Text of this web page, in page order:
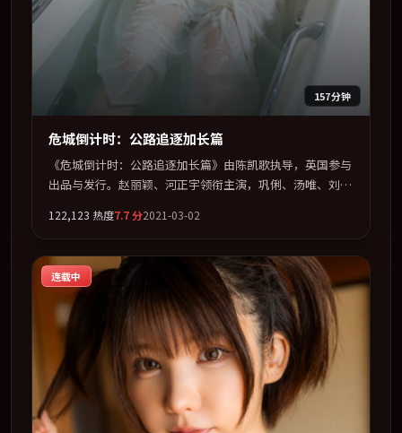
157分钟
危城倒计时：公路追逐加长篇
《危城倒计时：公路追逐加长篇》由陈凯歌执导，英国参与
出品与发行。赵丽颖、河正宇领衔主演，巩俐、汤唯、刘亦
全片以「奇幻」类型为骨架，在叙事、表演与视听上力求统
2021 年度话题片中口碑稳健，适合喜欢强情节与人物弧光
的观众完整观看。
122,123 热度7.7分2021-03-02
连载中